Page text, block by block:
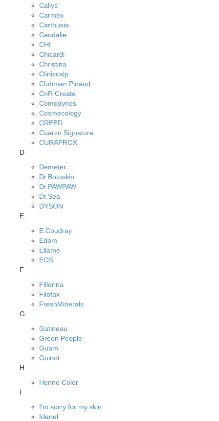
Callys
Carmex
Carthusia
Caudalie
CHI
Chicardi
Christina
Cliniscalp
Clubman Pinaud
CnR Create
Comodynes
Cosmecology
CREED
Cuarzo Signature
CURAPROX
D
Demeter
Dr.Botoskin
Dr.PAWPAW
Dr.Sea
DYSON
E
E.Coudray
Edom
Ellame
EOS
F
Fillerina
Filofax
FreshMinerals
G
Gatineau
Green People
Guam
Guinot
H
Henne Color
I
I'm sorry for my skin
Idenel